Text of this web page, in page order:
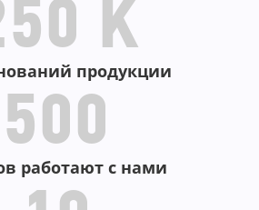
K
продукции
500
работают с нами